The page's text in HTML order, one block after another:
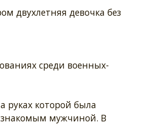
двухлетняя девочка без
среди военных-
руках которой была
знакомым мужчиной. В